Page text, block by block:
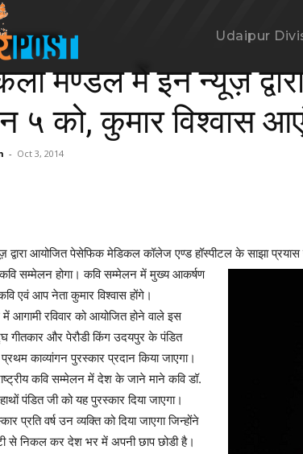
Udaipur
Chittorgarh
मण्डल में इन न्यूज़
५ को, कुमार विश्वास
- Oct 3, 2014
द्वारा आयोजित पेसेफिक मेडिकल कॉलेज एण्ड हॉस्पीटल के साझा
कवि सम्मेलन होगा। कवि सम्मेलन में मुख्य आकर्षण
एवं आप नेता कुमार विश्वास होंगे।
आगामी रविवार को आयोजित होने वाले इस
गीतकार और पेरौडी किंग उदयपुर के पंडित
प्रथम काव्यांगन पुरस्कार प्रदान किया जाएगा।
कवि सम्मेलन में देश के जाने माने कवि डॉ.
पंडित जी को यह पुरस्कार दिया जाएगा।
प्रति वर्ष उन व्यक्ति को दिया जाएगा जिन्होंने
से निकल कर देश भर में अपनी छाप छोडी है।